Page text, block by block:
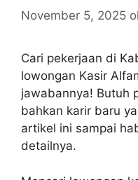
November 5, 2025
Cari pekerjaan di
lowongan Kasir
jawabannya! Butuh
bahkan karir baru
artikel ini sampai
detailnya.